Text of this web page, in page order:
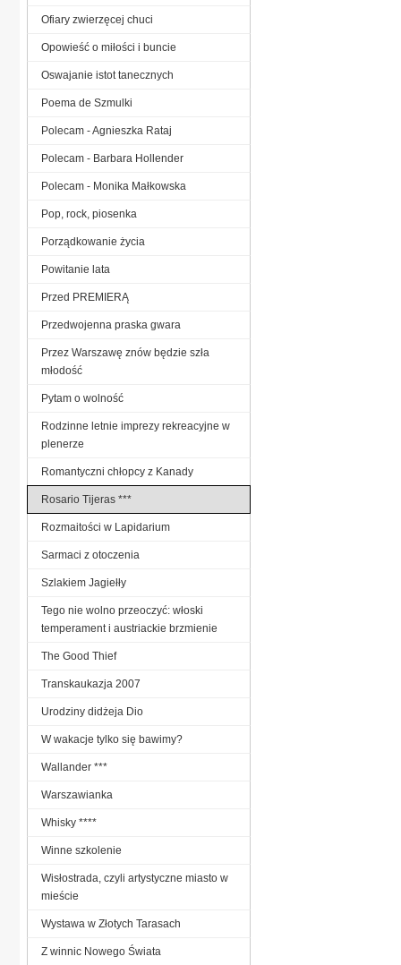
Ofiary zwierzęcej chuci
Opowieść o miłości i buncie
Oswajanie istot tanecznych
Poema de Szmulki
Polecam - Agnieszka Rataj
Polecam - Barbara Hollender
Polecam - Monika Małkowska
Pop, rock, piosenka
Porządkowanie życia
Powitanie lata
Przed PREMIERĄ
Przedwojenna praska gwara
Przez Warszawę znów będzie szła
młodość
Pytam o wolność
Rodzinne letnie imprezy rekreacyjne w
plenerze
Romantyczni chłopcy z Kanady
Rosario Tijeras ***
Rozmaitości w Lapidarium
Sarmaci z otoczenia
Szlakiem Jagiełły
Tego nie wolno przeoczyć: włoski
temperament i austriackie brzmienie
The Good Thief
Transkaukazja 2007
Urodziny didżeja Dio
W wakacje tylko się bawimy?
Wallander ***
Warszawianka
Whisky ****
Winne szkolenie
Wisłostrada, czyli artystyczne miasto w
mieście
Wystawa w Złotych Tarasach
Z winnic Nowego Świata